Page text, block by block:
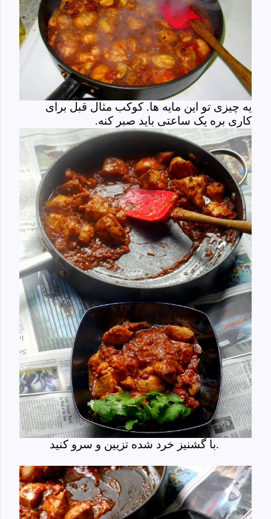
یه چیزی تو این مایه ها. کوکب مثال قبل برای
کاری بره یک ساعتی باید صبر کنه.
با گشنیز خرد شده تزیین و سرو کنید.